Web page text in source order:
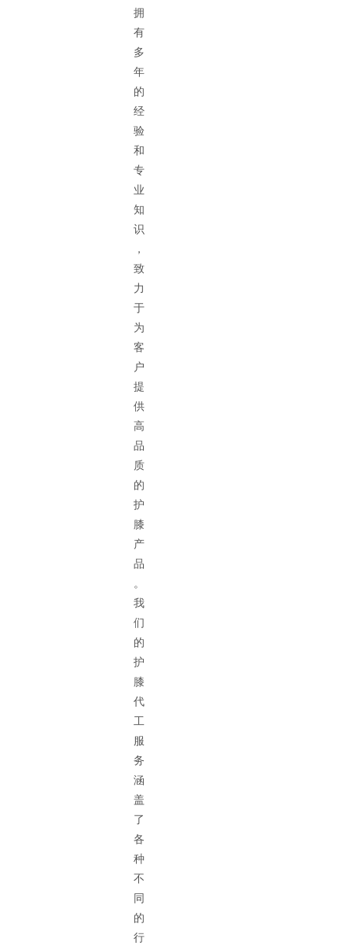
拥
有
多
年
的
经
验
和
专
业
知
识
，
致
力
于
为
客
户
提
供
高
品
质
的
护
膝
产
品
。
我
们
的
护
膝
代
工
服
务
涵
盖
了
各
种
不
同
的
行